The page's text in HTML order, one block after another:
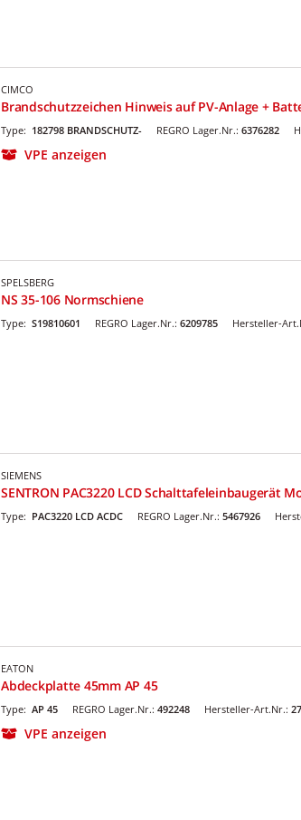
CIMCO
Brandschutzzeichen Hinweis auf PV-Anlage +
REGRO Lager.Nr.: 6376282
Type: 182798 BRANDSCHUTZ-
VPE anzeigen
SPELSBERG
NS 35-106 Normschiene
REGRO Lager.Nr.: 6209785
Type: S19810601 Hersteller-
SIEMENS
SENTRON PAC3220 LCD Schalttafeleinbaugerät
REGRO Lager.Nr.: 5467926
Type: PAC3220 LCD ACDC
EATON
Abdeckplatte 45mm AP 45
REGRO Lager.Nr.: 492248
Type: AP 45 Hersteller-Art.Nr.:
VPE anzeigen